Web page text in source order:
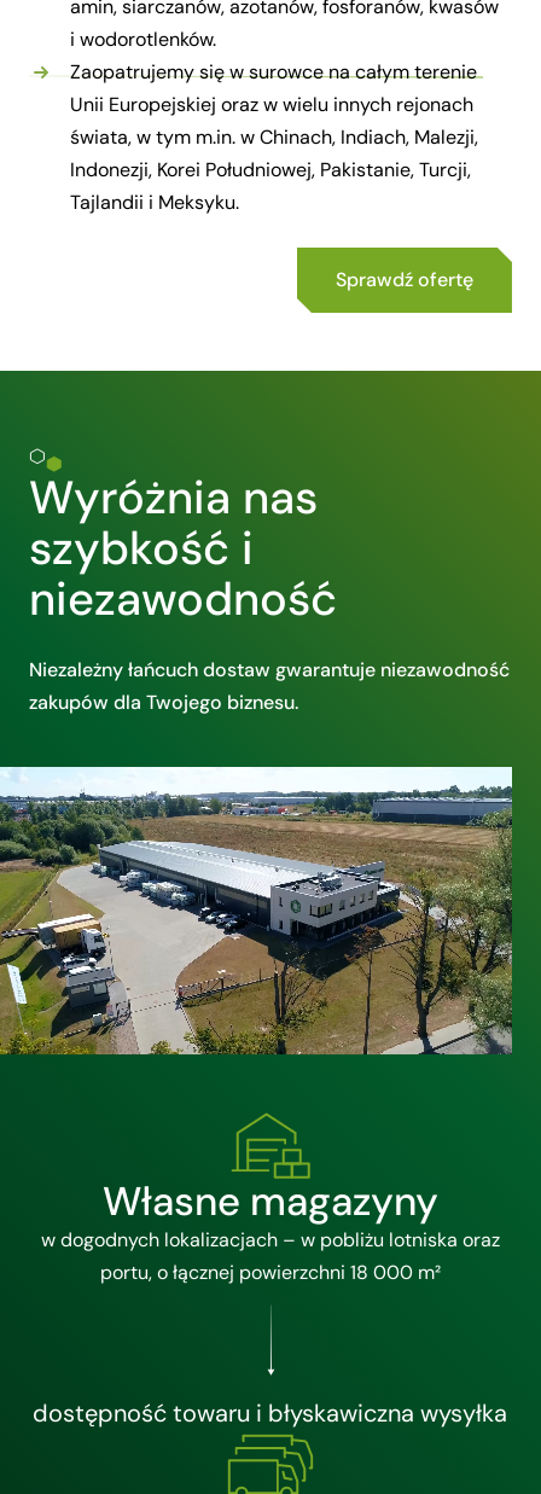
amin, siarczanów, azotanów, fosforanów, kwasów
i wodorotlenków.
Zaopatrujemy się w surowce na całym terenie
Unii Europejskiej oraz w wielu innych rejonach
świata, w tym m.in. w Chinach, Indiach, Malezji,
Indonezji, Korei Południowej, Pakistanie, Turcji,
Tajlandii i Meksyku.
Sprawdź ofertę
Wyróżnia nas
szybkość i
niezawodność
Niezależny łańcuch dostaw gwarantuje niezawodność
zakupów dla Twojego biznesu.
Własne magazyny
w dogodnych lokalizacjach – w pobliżu lotniska oraz
portu, o łącznej powierzchni 18 000 m²
dostępność towaru i błyskawiczna wysyłka